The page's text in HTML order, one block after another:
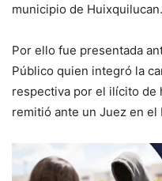
municipio de Huixquilucan.
Por ello fue presentada
Público quien integró la
respectiva por el ilícito
remitió ante un Juez en el